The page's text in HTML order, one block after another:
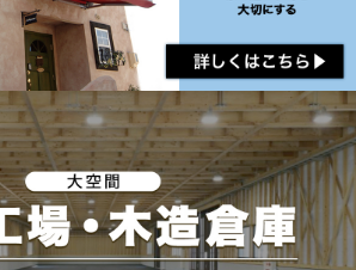
を遅滞したり第三者に損害を発生さ
本サービスの利用規約に違反した
正・不当な目的でサービスを利用し
ーの利用をお断りするために，利
所など個人を特定するための情報
らのお問い合わせに対応するため
内容や代金の請求に関する情報な
に対してサービスを提供するにあ